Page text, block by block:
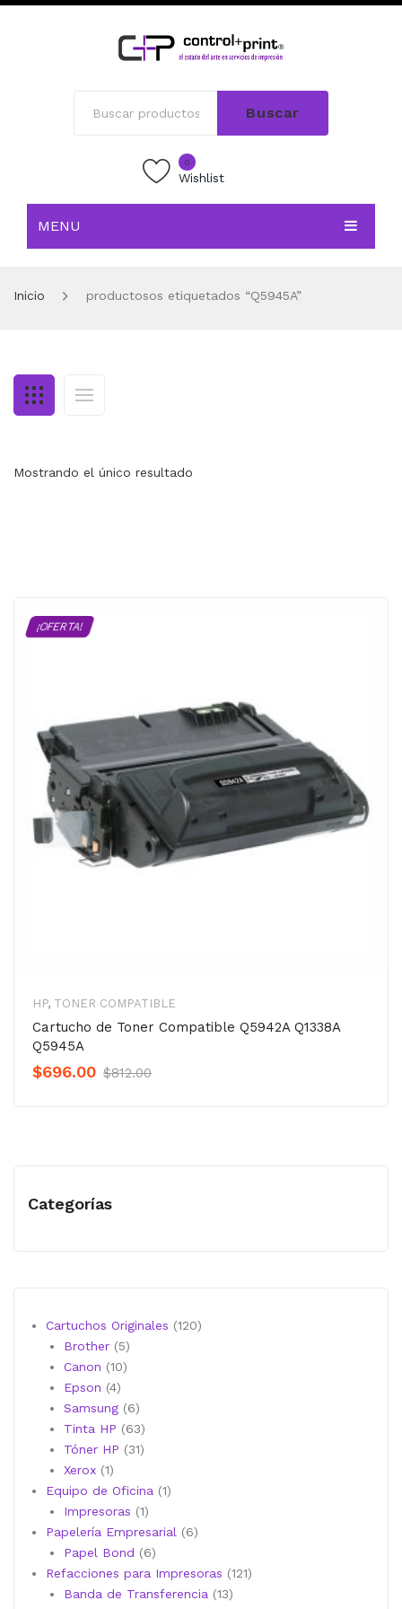
Buscar
0
Wishlist
MENU
TIENDA
CONTACTO
MI CUENTA
Inicio productosos etiquetados “Q5945A”
Mostrando el único resultado
¡OFERTA!
HP, TONER COMPATIBLE
Cartucho de Toner Compatible Q5942A Q1338A
Q5945A
$812.00Original
$696.00
Current
Categorías
Cartuchos Originales 120120
Brother 55
productos
Canon 1010
Epson 44
productos
Samsung 66
productos
Tinta HP 6363
productos
Tóner HP 3131
Xerox 11
producto
Equipo de Oficina 11
Impresoras 11
producto
Papelería Empresarial 66
Papel Bond 66
productos
Refacciones para Impresoras 121121
Banda de Transferencia 1313